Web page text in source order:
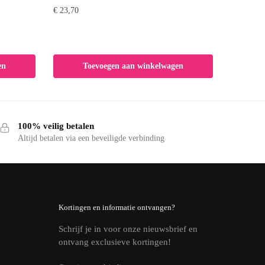
€23,70
Toevoegen aan winkelwagen
100% veilig betalen
Altijd betalen via een beveiligde verbinding
Kortingen en informatie ontvangen?
Schrijf je in voor onze nieuwsbrief en
ontvang exclusieve kortingen!